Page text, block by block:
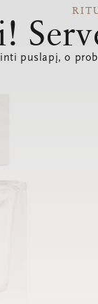
puslapį, o